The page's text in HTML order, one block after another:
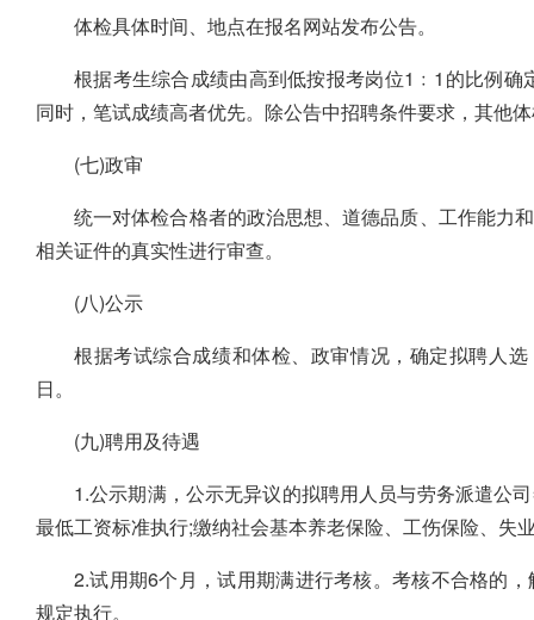
体检具体时间、地点在报名网站发布公告。
根据考生综合成绩由高到低按报考岗位1﹕1的比例
同时，笔试成绩高者优先。除公告中招聘条件要求，其他
(七)政审
统一对体检合格者的政治思想、道德品质、工作能力
相关证件的真实性进行审查。
(八)公示
根据考试综合成绩和体检、政审情况，确定拟聘人
日。
(九)聘用及待遇
1.公示期满，公示无异议的拟聘用人员与劳务派遣公
最低工资标准执行;缴纳社会基本养老保险、工伤保险、失
2.试用期6个月，试用期满进行考核。考核不合格的
规定执行。